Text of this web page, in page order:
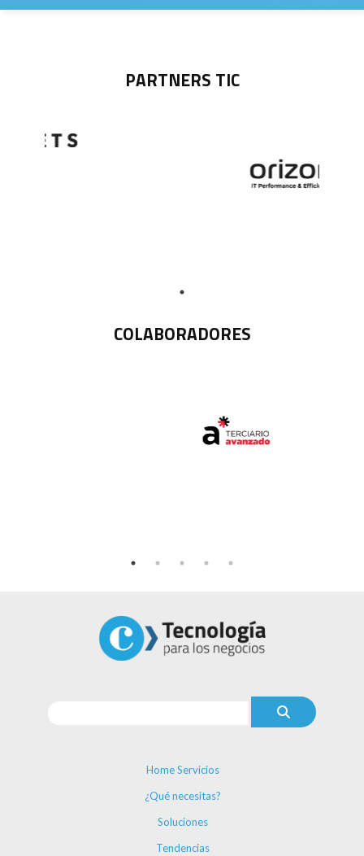
PARTNERS TIC
COLABORADORES
Home Servicios
¿Qué necesitas?
Soluciones
Tendencias